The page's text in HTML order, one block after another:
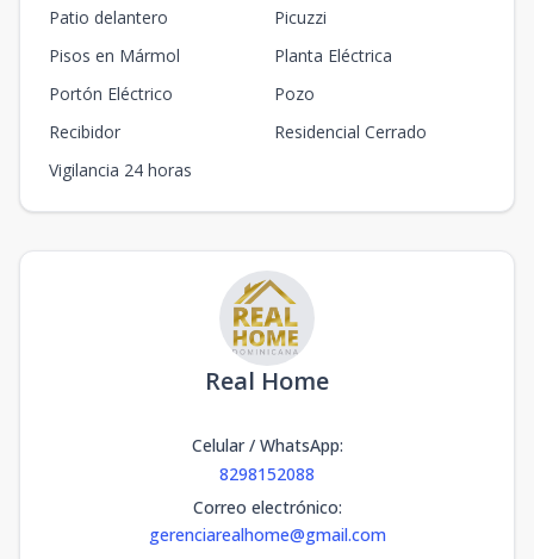
Patio delantero
Picuzzi
Pisos en Mármol
Planta Eléctrica
Portón Eléctrico
Pozo
Recibidor
Residencial Cerrado
Vigilancia 24 horas
Real Home
Celular / WhatsApp:
8298152088
Correo electrónico:
gerenciarealhome@gmail.com